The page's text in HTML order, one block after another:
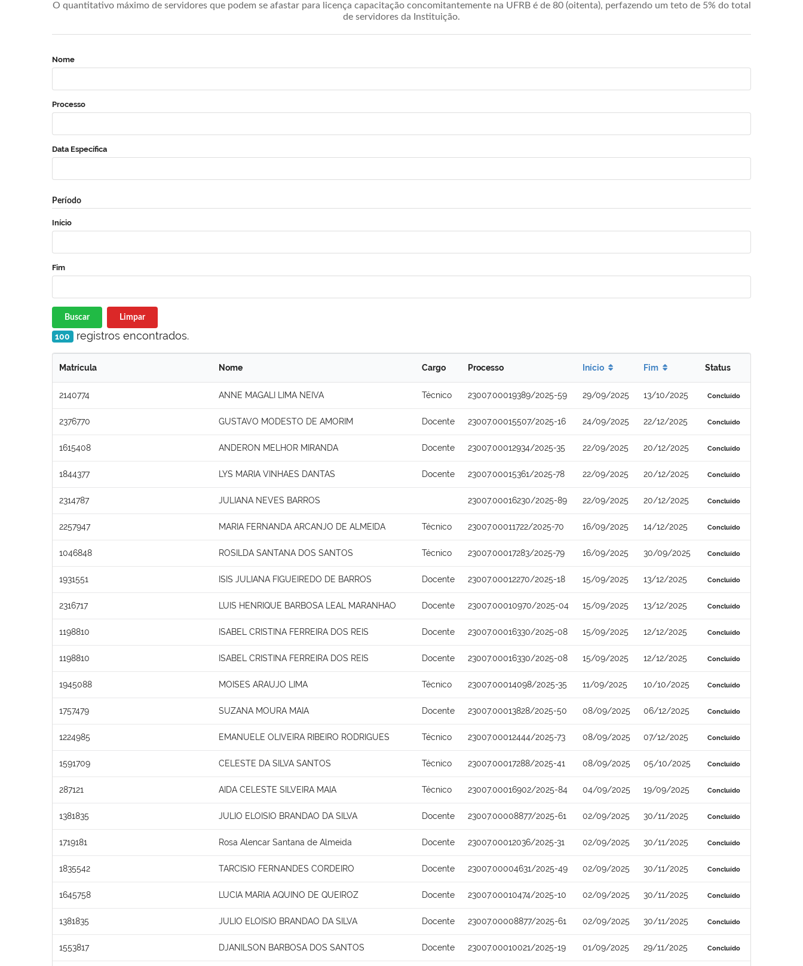
O quantitativo máximo de servidores que podem se afastar para licença capacitação concomitantemente na UFRB é de 80 (oitenta), perfazendo um teto de 5% do total
de servidores da Instituição.
Nome
Processo
Data Específica
Período
Início
Fim
Buscar Limpar
100 registros encontrados.
Matrícula Nome Cargo Processo Início Fim Status
2140774 ANNE MAGALI LIMA NEIVA Técnico 23007.00019389/2025-59 29/09/2025 13/10/2025 Concluído
2376770 GUSTAVO MODESTO DE AMORIM Docente 23007.00015507/2025-16 24/09/2025 22/12/2025 Concluído
1615408 ANDERON MELHOR MIRANDA Docente 23007.00012934/2025-35 22/09/2025 20/12/2025 Concluído
1844377 LYS MARIA VINHAES DANTAS Docente 23007.00015361/2025-78 22/09/2025 20/12/2025 Concluído
2314787 JULIANA NEVES BARROS 23007.00016230/2025-89 22/09/2025 20/12/2025 Concluído
2257947 MARIA FERNANDA ARCANJO DE ALMEIDA Técnico 23007.00011722/2025-70 16/09/2025 14/12/2025 Concluído
1046848 ROSILDA SANTANA DOS SANTOS Técnico 23007.00017283/2025-79 16/09/2025 30/09/2025 Concluído
1931551 ISIS JULIANA FIGUEIREDO DE BARROS Docente 23007.00012270/2025-18 15/09/2025 13/12/2025 Concluído
2316717 LUIS HENRIQUE BARBOSA LEAL MARANHAO Docente 23007.00010970/2025-04 15/09/2025 13/12/2025 Concluído
1198810 ISABEL CRISTINA FERREIRA DOS REIS Docente 23007.00016330/2025-08 15/09/2025 12/12/2025 Concluído
1198810 ISABEL CRISTINA FERREIRA DOS REIS Docente 23007.00016330/2025-08 15/09/2025 12/12/2025 Concluído
1945088 MOISES ARAUJO LIMA Técnico 23007.00014098/2025-35 11/09/2025 10/10/2025 Concluído
1757479 SUZANA MOURA MAIA Docente 23007.00013828/2025-50 08/09/2025 06/12/2025 Concluído
1224985 EMANUELE OLIVEIRA RIBEIRO RODRIGUES Técnico 23007.00012444/2025-73 08/09/2025 07/12/2025 Concluído
1591709 CELESTE DA SILVA SANTOS Técnico 23007.00017288/2025-41 08/09/2025 05/10/2025 Concluído
287121 AIDA CELESTE SILVEIRA MAIA Técnico 23007.00016902/2025-84 04/09/2025 19/09/2025 Concluído
1381835 JULIO ELOISIO BRANDAO DA SILVA Docente 23007.00008877/2025-61 02/09/2025 30/11/2025 Concluído
1719181 Rosa Alencar Santana de Almeida Docente 23007.00012036/2025-31 02/09/2025 30/11/2025 Concluído
1835542 TARCISIO FERNANDES CORDEIRO Docente 23007.00004631/2025-49 02/09/2025 30/11/2025 Concluído
1645758 LUCIA MARIA AQUINO DE QUEIROZ Docente 23007.00010474/2025-10 02/09/2025 30/11/2025 Concluído
1381835 JULIO ELOISIO BRANDAO DA SILVA Docente 23007.00008877/2025-61 02/09/2025 30/11/2025 Concluído
1553817 DJANILSON BARBOSA DOS SANTOS Docente 23007.00010021/2025-19 01/09/2025 29/11/2025 Concluído